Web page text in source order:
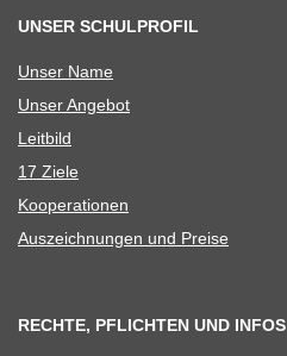
UNSER SCHULPROFIL
Unser Name
Unser Ange­bot
Leit­bild
17 Ziele
Koope­ra­tio­nen
Aus­zeich­nun­gen und Preise
RECHTE, PFLICHTEN UND INFOS